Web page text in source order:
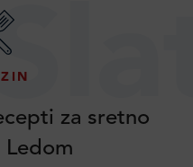
za sretno
Ledom